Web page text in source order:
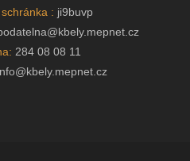
: ji9buvp
284 08 08 11